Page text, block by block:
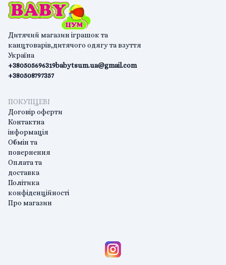
Дитячий магазин іграшок та
канцтоварів,дитячого одягу та взуття
Україна
+380505696319
+380508797357
babytsum.ua@gmail.com
ПОКУПЦЕВІ
Договір оферти
Контактна
інформація
Обмін та
повернення
Оплата та
доставка
Політика
конфіденційності
Про магазин